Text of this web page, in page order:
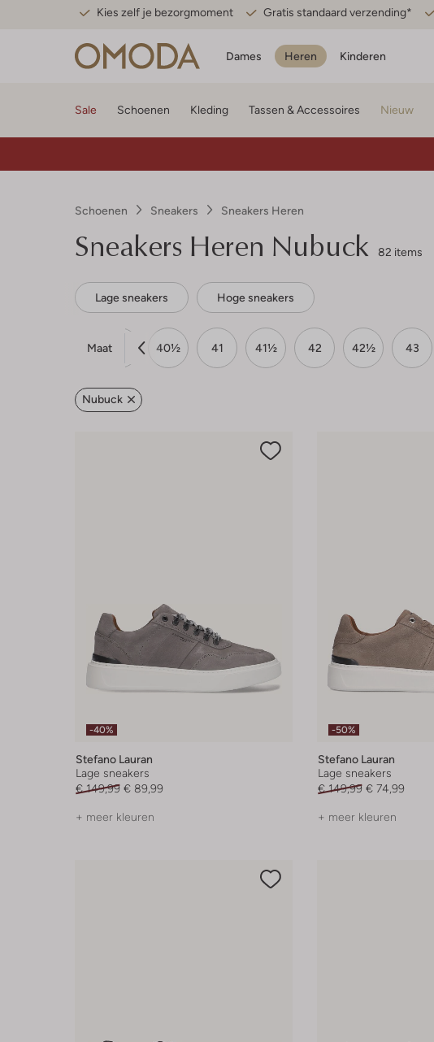
Kies zelf je bezorgmoment Gratis standaard verzending*
Dames Heren Kinderen
Sale Schoenen Kleding Tassen & Accessoires Nieuw
Schoenen Sneakers Sneakers Heren
Sneakers Heren Nubuck 82 items
Lage sneakers Hoge sneakers
Maat 40½ 41 41½ 42 42½ 43
Nubuck
-40%
Stefano Lauran
Lage sneakers
€ 149,99 € 89,99
+ meer kleuren
-50%
Stefano Lauran
Lage sneakers
€ 149,99 € 74,99
+ meer kleuren